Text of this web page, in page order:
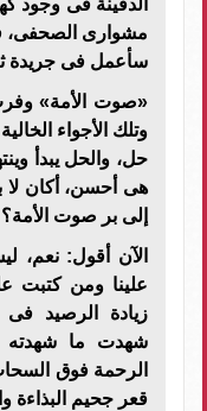
الدفينة فى وجود
مشوارى الصحفى،
سأعمل فى جريدة
«صوت الأمة»
وتلك الأجواء
حل، والحل يبدأ
هى أحسن، أكان
إلى بر صوت الأمة؟
الآن أقول:
علينا ومن كتبت
زيادة الرصيد فى
شهدت ما شهدته
الرحمة فوق
قعر جحيم البذاءة